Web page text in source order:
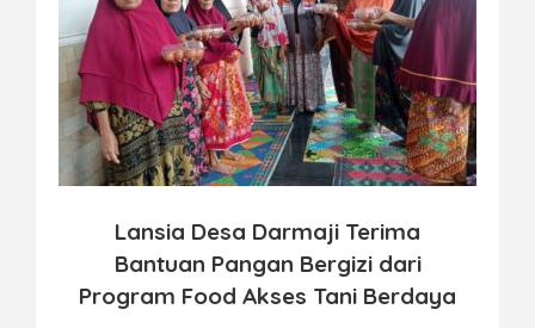
Lansia Desa Darmaji Terima
Bantuan Pangan Bergizi dari
Program Food Akses Tani Berdaya